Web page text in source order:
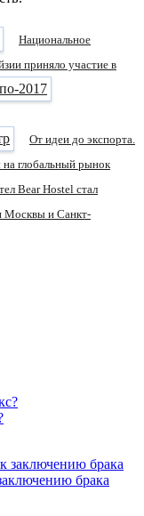
Национальное
приняло участие в
От идеи до экспорта.
глобальный рынок
Bear Hostel стал
Москвы и Санкт-
брака